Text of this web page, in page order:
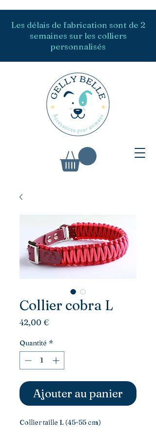
Les délais de fabrication sont de 2
semaines sur les colliers
personnalisés
Collier cobra L
42,00 €Prix
Quantité *
Ajouter au panier
Collier taille L (45-55 cm)